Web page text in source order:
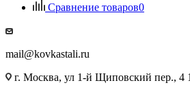
Сравнение товаров0
mail@kovkastali.ru
г. Москва, ул 1-й Щиповский пер., 4